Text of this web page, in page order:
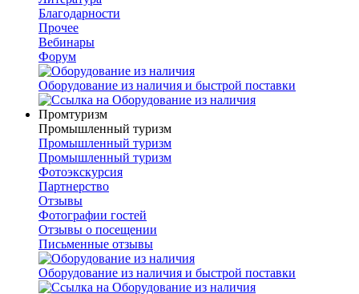
Благодарности
Прочее
Вебинары
Форум
Оборудование из наличия и быстрой поставки
Промтуризм
Промышленный туризм
Промышленный туризм
Промышленный туризм
Фотоэкскурсия
Партнерство
Отзывы
Фотографии гостей
Отзывы о посещении
Письменные отзывы
Оборудование из наличия и быстрой поставки